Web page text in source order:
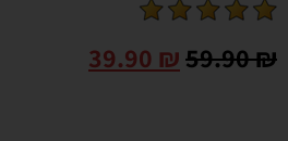
59.90₪
39.90 ₪